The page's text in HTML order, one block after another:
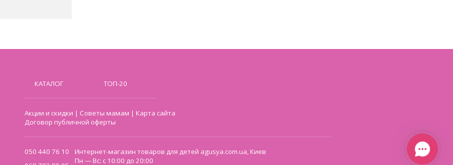
КАТАЛОГ ТОП-20
Акции и скидки | Советы мамам |Карта сайта
Договор публичной оферты
050 440 76 10
Интернет-магазин товаров для детей agusya.com.ua, Киев
Пн — Вс: с 10:00 до 20:00